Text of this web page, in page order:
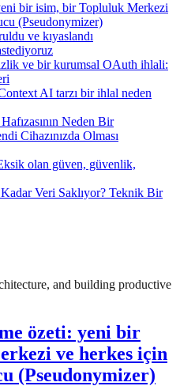
bir isim, bir Topluluk Merkezi
(Pseudonymizer)
ve kıyaslandı
ve bir kurumsal OAuth ihlali:
AI tarzı bir ihlal neden
Neden Bir
Cihazınızda Olması
olan güven, güvenlik,
Veri Saklıyor? Teknik Bir
and building productive
özeti: yeni bir
ve herkes için
(Pseudonymizer)